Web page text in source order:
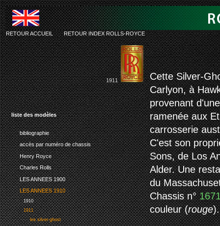
liste des modèles
bibliographie
accès par numéro de chassis
Henry Royce
Charles Rolls
LES ANNEES 1900
LES ANNEES 1910
1910
1911
les silver-ghost
rolls-royce
RETOUR ACCUEIL-RETOUR INDEX ROLLS-ROYCE
1911
Cette Silver-
Carlyon, à
provenant
ramenée aux
carrosserie
C'est son
Sons, de Los
Alder. Une
du
Chassis n°
couleur (rouge